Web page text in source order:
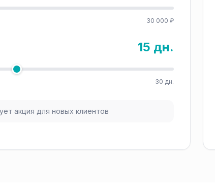
30 000 ₽
15 дн.
30 дн.
акция для новых клиентов